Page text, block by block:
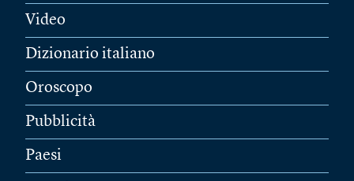
Video
Dizionario italiano
Oroscopo
Pubblicità
Paesi